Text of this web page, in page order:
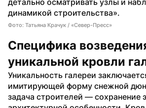
динамикой строительства».
Фото: Татьяна Крачук / «Север-Пресс»
Специфика
уникальной кровли
Уникальность галереи
имитирующей форму снежной
задача строителей — сохранение